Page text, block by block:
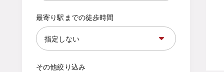
最寄り駅までの徒歩時間
その他絞り込み